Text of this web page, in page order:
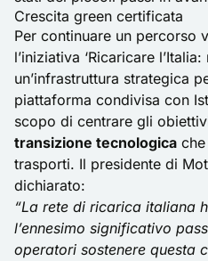
Crescita green certificata
Per continuare un percorso
l’iniziativa ‘Ricaricare
un’infrastruttura strategica
piattaforma condivisa con
scopo di centrare gli
transizione tecnologica
trasporti. Il presidente di
dichiarato:
“La rete di ricarica italiana
l’ennesimo significativo
operatori sostenere questa